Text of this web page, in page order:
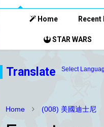
Home Recent
STAR WARS
Translate Select
Home (008) 美國迪士尼